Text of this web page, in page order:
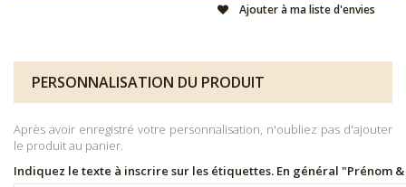
Ajouter à ma liste d'envies
PERSONNALISATION DU PRODUIT
Après avoir enregistré votre personnalisation, n'oubliez pas d'ajouter
le produit au panier.
Indiquez le texte à inscrire sur les étiquettes. En général "Prénom